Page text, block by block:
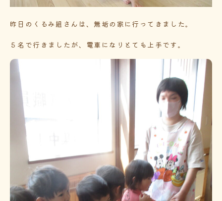
昨日のくるみ組さんは、無垢の家に行ってきました。
５名で行きましたが、電車になりとても上手です。